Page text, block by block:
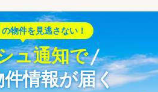
物件を見逃さない！
ュ通知で
情報が届く